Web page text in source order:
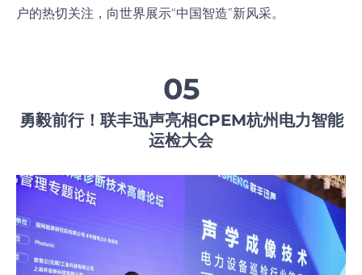
户的热切关注，向世界展示“中国智造”新风采。
05
勇毅前行！联丰迅声亮相CPEM杭州电力智能
运检大会